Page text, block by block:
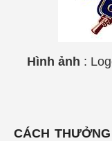
Hình ảnh :
CÁCH